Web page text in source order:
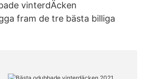
vinterdÄcken
fram de tre bästa billiga